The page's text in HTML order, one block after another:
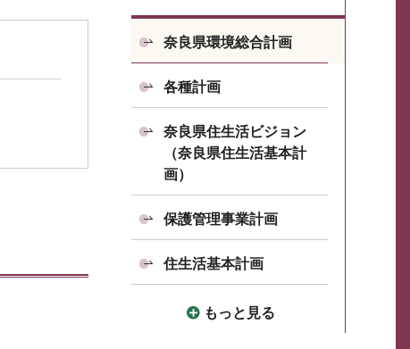
奈良県環境総合計画
各種計画
奈良県住生活ビジョン
（奈良県住生活基本計
画）
保護管理事業計画
住生活基本計画
もっと見る